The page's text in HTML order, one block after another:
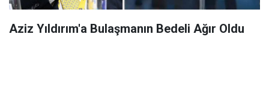
Aziz Yıldırım'a Bulaşmanın Bedeli Ağır Oldu